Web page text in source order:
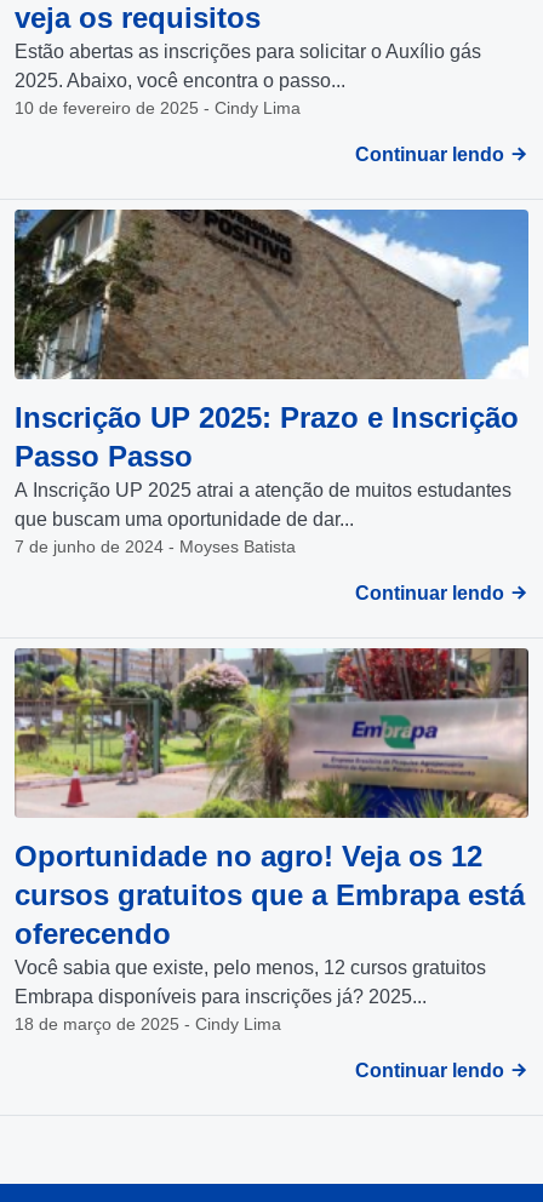
veja os requisitos
Estão abertas as inscrições para solicitar o Auxílio gás
2025. Abaixo, você encontra o passo...
10 de fevereiro de 2025 - Cindy Lima
Continuar lendo
Inscrição UP 2025: Prazo e Inscrição
Passo Passo
A Inscrição UP 2025 atrai a atenção de muitos estudantes
que buscam uma oportunidade de dar...
7 de junho de 2024 - Moyses Batista
Continuar lendo
Oportunidade no agro! Veja os 12
cursos gratuitos que a Embrapa está
oferecendo
Você sabia que existe, pelo menos, 12 cursos gratuitos
Embrapa disponíveis para inscrições já? 2025...
18 de março de 2025 - Cindy Lima
Continuar lendo